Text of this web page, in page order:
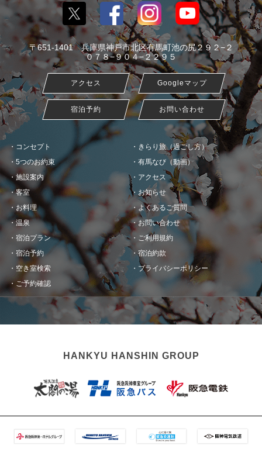
〒651-1401 兵庫県神戸市北区有馬町池の尻２９２−２
０７８−９０４−２２９５
アクセス Googleマップ
宿泊予約 お問い合わせ
コンセプト
5つのお約束
施設案内
客室
お料理
温泉
きらり旅（過ごし方）
有馬なび（動画）
アクセス
お知らせ
宿泊プラン
宿泊予約
空き室検索
ご予約確認
よくあるご質問
お問い合わせ
ご利用規約
宿泊約款
プライバシーポリシー
HANKYU HANSHIN GROUP